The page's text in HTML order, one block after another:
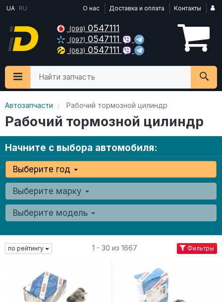
UA RU О нас Доставка и оплата Контакты
(099) 0547111
(097) 0547111
(063) 0547111
Найти запчасть
Автозапчасти Рабочий тормозной цилиндр
Рабочий тормозной цилиндр
Начните с выбора автомобиля:
Выберите год
Выберите марку
Выберите модель
по рейтингу 1 - 30 из 1667 Фильтры